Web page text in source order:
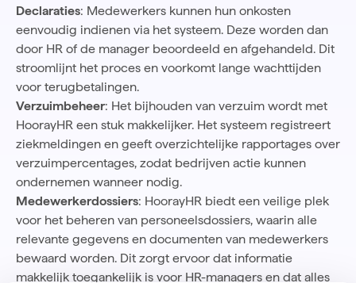
Declaraties: Medewerkers kunnen hun onkosten
eenvoudig indienen via het systeem. Deze worden dan
door HR of de manager beoordeeld en afgehandeld. Dit
stroomlijnt het proces en voorkomt lange wachttijden
voor terugbetalingen.
Verzuimbeheer: Het bijhouden van verzuim wordt met
HoorayHR een stuk makkelijker. Het systeem registreert
ziekmeldingen en geeft overzichtelijke rapportages over
verzuimpercentages, zodat bedrijven actie kunnen
ondernemen wanneer nodig.
Medewerkerdossiers: HoorayHR biedt een veilige plek
voor het beheren van personeelsdossiers, waarin alle
relevante gegevens en documenten van medewerkers
bewaard worden. Dit zorgt ervoor dat informatie
makkelijk toegankelijk is voor HR-managers en dat alles